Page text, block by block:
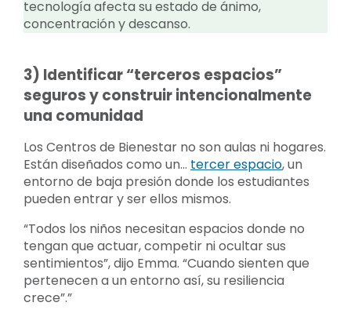
tecnología afecta su estado de ánimo,
concentración y descanso.
3) Identificar “terceros espacios”
seguros y construir intencionalmente
una comunidad
Los Centros de Bienestar no son aulas ni hogares.
Están diseñados como un... tercer espacio, un
entorno de baja presión donde los estudiantes
pueden entrar y ser ellos mismos.
“Todos los niños necesitan espacios donde no
tengan que actuar, competir ni ocultar sus
sentimientos”, dijo Emma. “Cuando sienten que
pertenecen a un entorno así, su resiliencia
crece”.”